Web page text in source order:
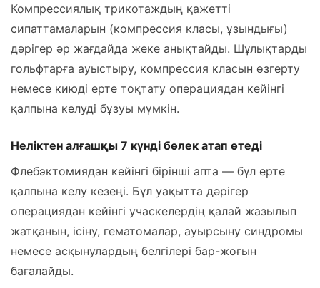
Компрессиялық трикотаждың қажетті
сипаттамаларын (компрессия класы, ұзындығы)
дәрігер әр жағдайда жеке анықтайды. Шұлықтарды
гольфтарға ауыстыру, компрессия класын өзгерту
немесе киюді ерте тоқтату операциядан кейінгі
қалпына келуді бұзуы мүмкін.
Неліктен алғашқы 7 күнді бөлек атап өтеді
Флебэктомиядан кейінгі бірінші апта — бұл ерте
қалпына келу кезеңі. Бұл уақытта дәрігер
операциядан кейінгі учаскелердің қалай жазылып
жатқанын, ісіну, гематомалар, ауырсыну синдромы
немесе асқынулардың белгілері бар-жоғын
бағалайды.